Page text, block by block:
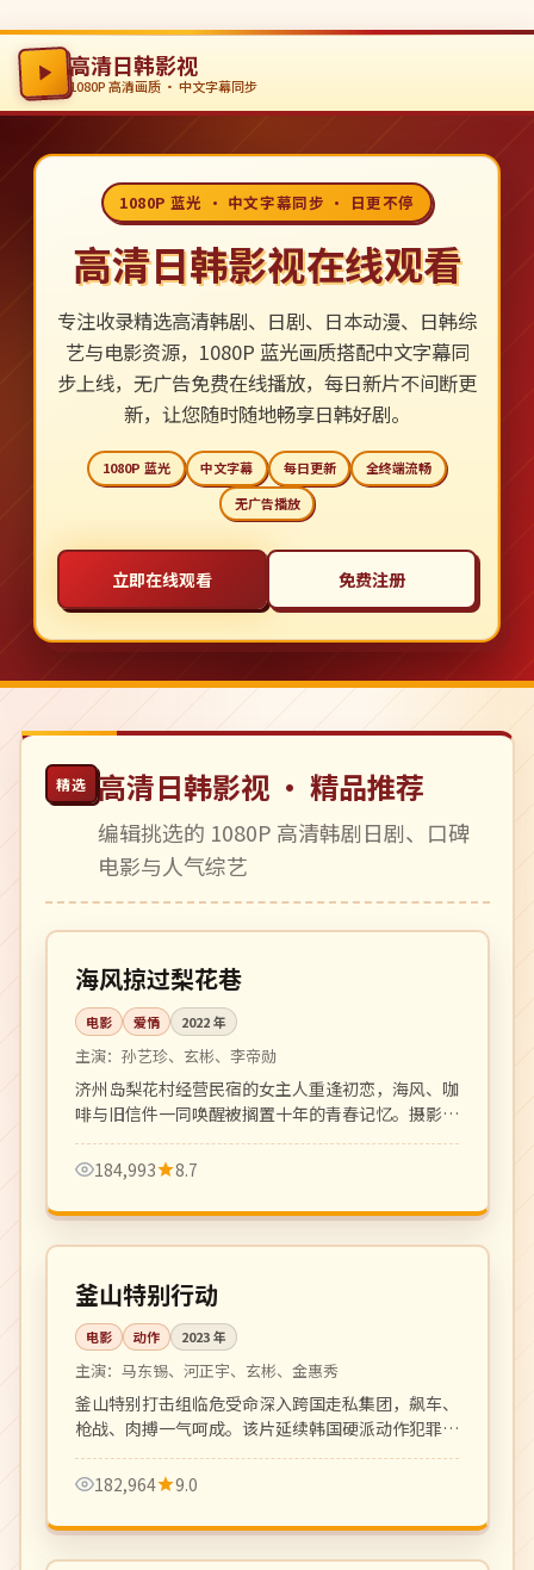
高清日韩影视
1080P 高清画质 · 中文字幕同步
1080P 蓝光 · 中文字幕同步 · 日更不停
高清日韩影视在线观看
专注收录精选高清韩剧、日剧、日本动漫、日韩综
艺与电影资源，1080P 蓝光画质搭配中文字幕同
步上线，无广告免费在线播放，每日新片不间断更
新，让您随时随地畅享日韩好剧。
1080P 蓝光 中文字幕 每日更新
全终端流畅
无广告播放
立即在线观看 免费注册
精选 高清日韩影视 · 精品推荐
编辑挑选的 1080P 高清韩剧日剧、口碑
电影与人气综艺
韩国
高分
海风掠过梨花巷
电影 爱情 2022年
主演： 孙艺珍、玄彬、李帝勋
济州岛梨花村经营民宿的女主人重逢初恋，海风、咖
啡与旧信件一同唤醒被搁置十年的青春记忆。摄影唯
美，叙事克制，浪漫细腻的成人爱情片。
184,993
8.7
韩国
院线 128 分钟
釜山特别行动
电影 动作 2023年
主演： 马东锡、河正宇、玄彬、金惠秀
釜山特别打击组临危受命深入跨国走私集团，飙车、
枪战、肉搏一气呵成。该片延续韩国硬派动作犯罪片
传统，是近年口碑动作大片代表作。
182,964
9.0
热播 更新至 10 期